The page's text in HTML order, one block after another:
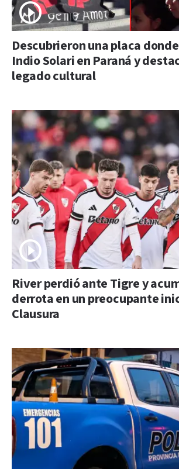
Descubrieron una placa
Indio Solari en Paraná y
legado cultural
River perdió ante Tigre y
derrota en un preocupante
Clausura